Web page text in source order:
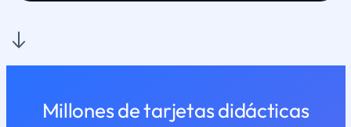
Millones de tarjetas didácticas